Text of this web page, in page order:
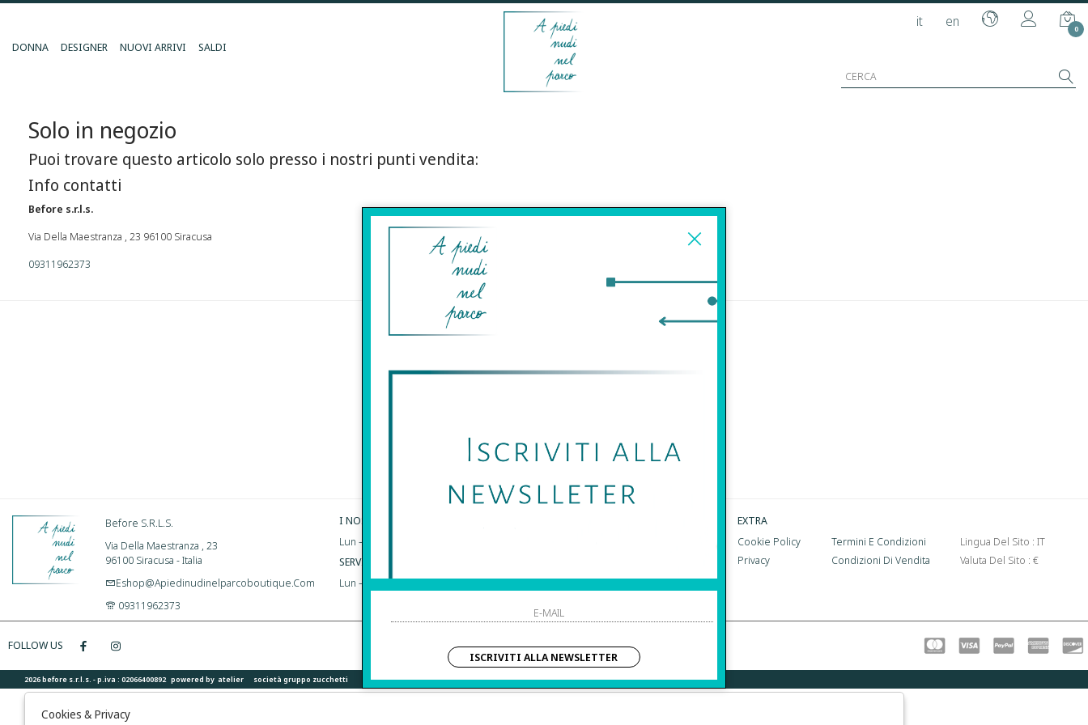
it en 0
DONNA DESIGNER NUOVI ARRIVI SALDI
Solo in negozio
Puoi trovare questo articolo solo presso i nostri punti vendita:
Info contatti
Before s.r.l.s.
Via Della Maestranza , 23 96100 Siracusa
09311962373
ISCRIVITI ALLA
NEWSLETTER
HO LETTO ED ACCETTATO LE CONDIZIONI SULLA PRIVACY.
Before S.r.l.s.
Via Della Maestranza , 23
96100 Siracusa - Italia
Eshop@apiedinudinelparcoboutique.com
09311962373
I NOSTRI ORARI:
Lun – Sab | 10:00 – 20:00
SERVIZIO CLIENTI:
Lun – Dom | 10:00 – 20:00
Pagamenti
EXTRA
Cookie Policy
Privacy
Termini E Condizioni
Condizioni Di Vendita
Lingua Del Sito : IT
Valuta Del Sito : €
FOLLOW US
2026 before s.r.l.s. - p.iva : 02066400892 powered by atelier società gruppo zucchetti
ISCRIVITI ALLA NEWSLETTER
Cookies & Privacy